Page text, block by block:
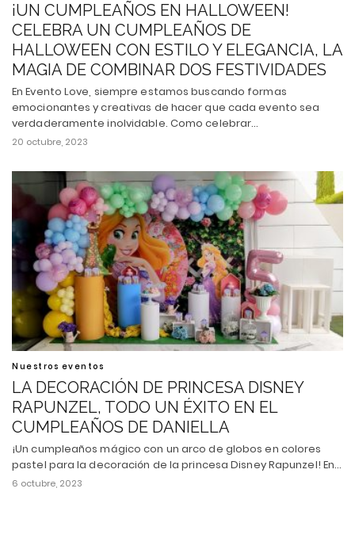
¡UN CUMPLEAÑOS EN HALLOWEEN!
CELEBRA UN CUMPLEAÑOS DE
HALLOWEEN CON ESTILO Y ELEGANCIA, LA
MAGIA DE COMBINAR DOS FESTIVIDADES
En Evento Love, siempre estamos buscando formas
emocionantes y creativas de hacer que cada evento sea
verdaderamente inolvidable. Como celebrar…
20 octubre, 2023
Nuestros eventos
LA DECORACIÓN DE PRINCESA DISNEY
RAPUNZEL, TODO UN ÉXITO EN EL
CUMPLEAÑOS DE DANIELLA
¡Un cumpleaños mágico con un arco de globos en colores
pastel para la decoración de la princesa Disney Rapunzel! En…
6 octubre, 2023